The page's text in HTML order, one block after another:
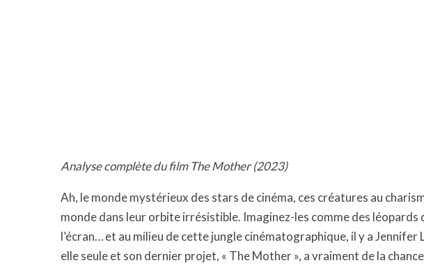
Analyse complète du film The Mother (2023)
Ah, le monde mystérieux des stars de cinéma, ces créatures au
monde dans leur orbite irrésistible. Imaginez-les comme des léopards
l’écran… et au milieu de cette jungle cinématographique, il y a Jennifer
elle seule et son dernier projet, « The Mother », a vraiment de la chance